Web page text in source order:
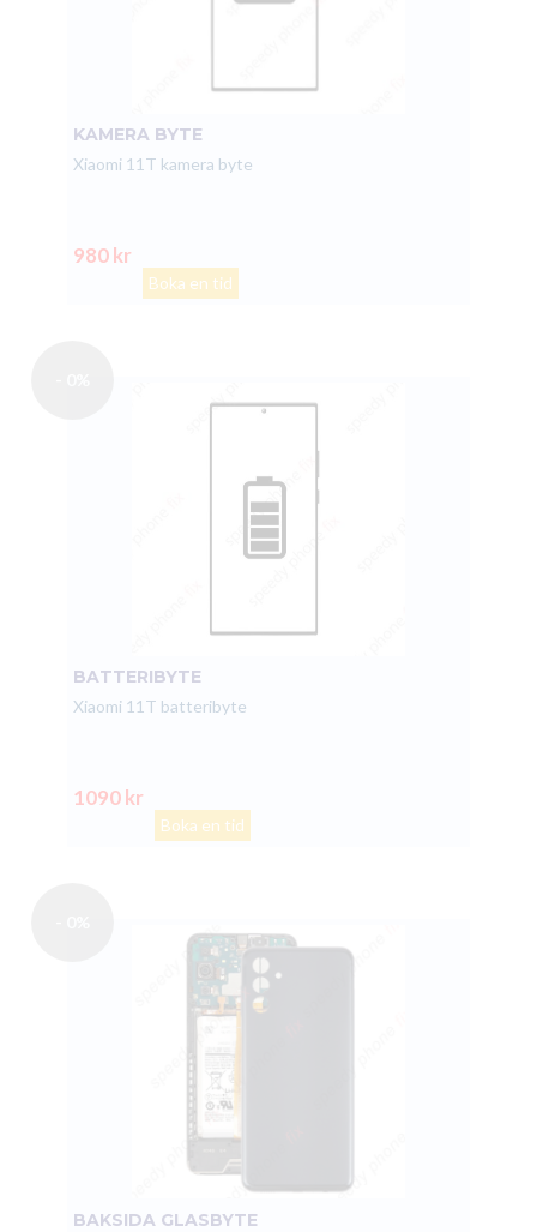
KAMERA BYTE
Xiaomi 11T kamera byte
980 kr
Boka en tid
BATTERIBYTE
Xiaomi 11T batteribyte
1090 kr
Boka en tid
BAKSIDA GLASBYTE